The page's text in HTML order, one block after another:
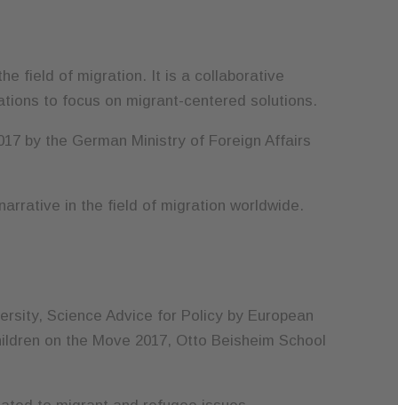
field of migration. It is a collaborative
to focus on migrant-centered solutions.
by the German Ministry of Foreign Affairs
in the field of migration worldwide.
Science Advice for Policy by European
on the Move 2017, Otto Beisheim School